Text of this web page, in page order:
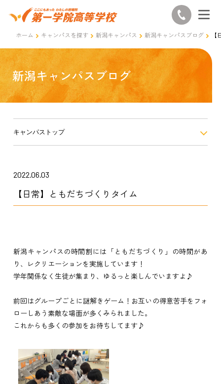
ホーム キャンパスを探す 新潟キャンパス 新潟キャンパスブログ
新潟キャンパスブログ
キャンパストップ
2022.06.03
【日常】ともだちづくりタイム
新潟キャンパスの時間割には「ともだちづくり」の時間があ
り、レクリエーションを実施しています！
学年関係なく生徒が集まり、ゆるっと楽しんでいますよ♪
前回はグループごとに謎解きゲーム！お互いの得意苦手をフォ
ローしあう素敵な場面が多くみられました。
これからも多くの参加をお待ちしてます♪